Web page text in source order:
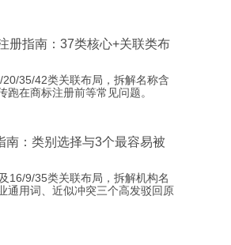
册指南：37类核心+关联类布
35/42类关联布局，拆解名称含
在商标注册前等常见问题。
南：类别选择与3个最容易被
16/9/35类关联布局，拆解机构名
通用词、近似冲突三个高发驳回原